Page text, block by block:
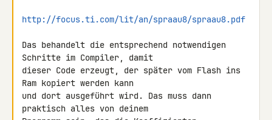
http://focus.ti.com/lit/an/spraau8/spraau8.pdf
Das behandelt die entsprechend notwendigen
Schritte im Compiler, damit
dieser Code erzeugt, der später vom Flash ins
Ram kopiert werden kann
und dort ausgeführt wird. Das muss dann
praktisch alles von deinem